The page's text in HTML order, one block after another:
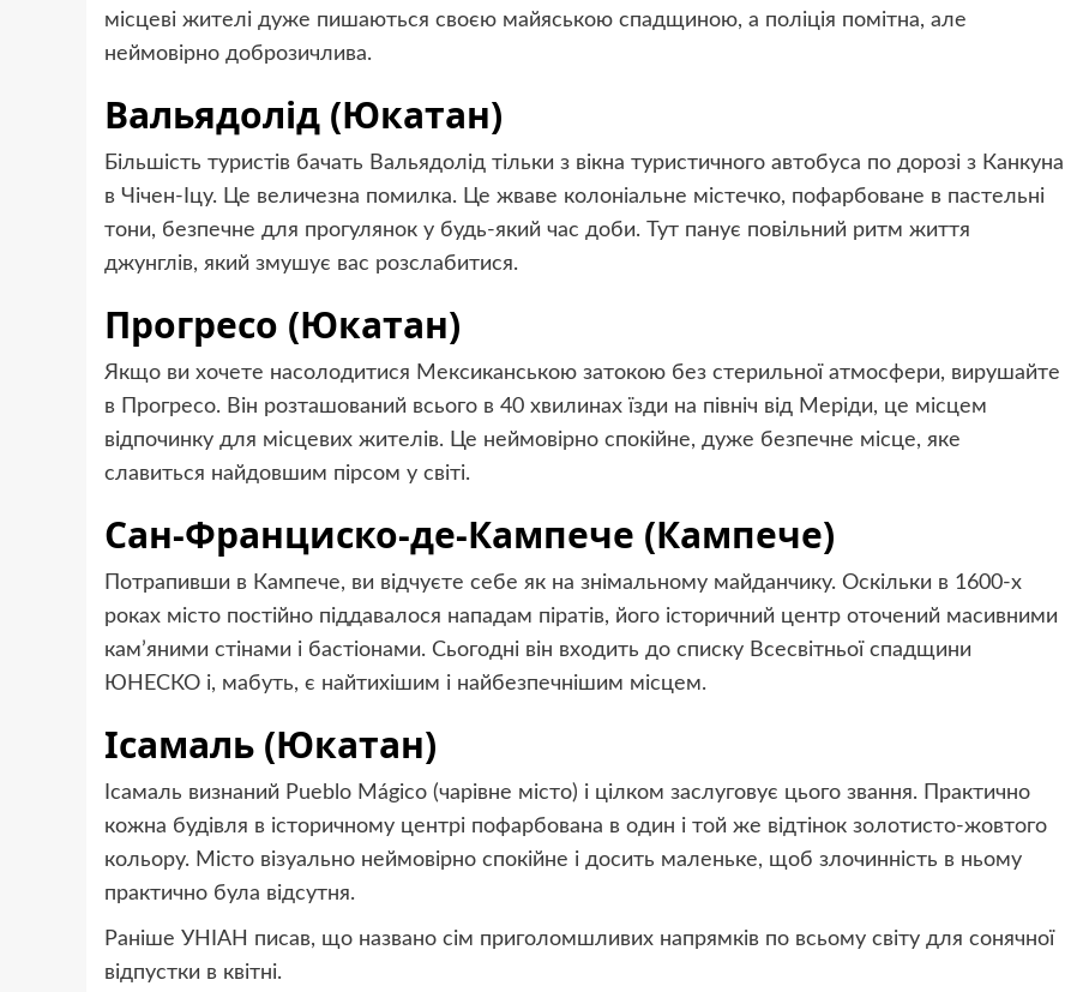
місцеві жителі дуже пишаються своєю майяською спадщиною, а поліція помітна, але
неймовірно доброзичлива.
Вальядолід (Юкатан)
Більшість туристів бачать Вальядолід тільки з вікна туристичного автобуса по дорозі з Канкуна
в Чічен-Іцу. Це величезна помилка. Це жваве колоніальне містечко, пофарбоване в пастельні
тони, безпечне для прогулянок у будь-який час доби. Тут панує повільний ритм життя
джунглів, який змушує вас розслабитися.
Прогресо (Юкатан)
Якщо ви хочете насолодитися Мексиканською затокою без стерильної атмосфери, вирушайте
в Прогресо. Він розташований всього в 40 хвилинах їзди на північ від Меріди, це місцем
відпочинку для місцевих жителів. Це неймовірно спокійне, дуже безпечне місце, яке
славиться найдовшим пірсом у світі.
Сан-Франциско-де-Кампече (Кампече)
Потрапивши в Кампече, ви відчуєте себе як на знімальному майданчику. Оскільки в 1600-х
роках місто постійно піддавалося нападам піратів, його історичний центр оточений масивними
кам’яними стінами і бастіонами. Сьогодні він входить до списку Всесвітньої спадщини
ЮНЕСКО і, мабуть, є найтихішим і найбезпечнішим місцем.
Ісамаль (Юкатан)
Ісамаль визнаний Pueblo Mágico (чарівне місто) і цілком заслуговує цього звання. Практично
кожна будівля в історичному центрі пофарбована в один і той же відтінок золотисто-жовтого
кольору. Місто візуально неймовірно спокійне і досить маленьке, щоб злочинність в ньому
практично була відсутня.
Раніше УНІАН писав, що названо сім приголомшливих напрямків по всьому світу для сонячної
відпустки в квітні.